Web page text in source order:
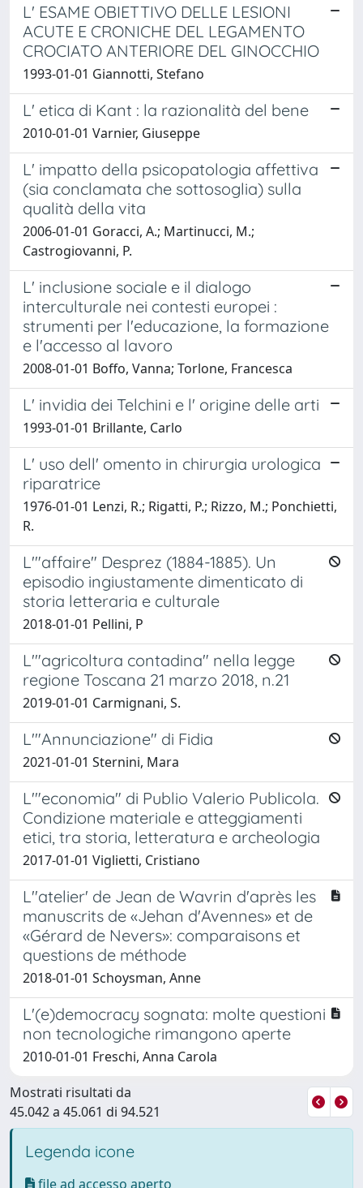
L' ESAME OBIETTIVO DELLE LESIONI
ACUTE E CRONICHE DEL LEGAMENTO
CROCIATO ANTERIORE DEL GINOCCHIO
1993-01-01 Giannotti, Stefano
L' etica di Kant : la razionalità del bene
2010-01-01 Varnier, Giuseppe
L' impatto della psicopatologia affettiva
(sia conclamata che sottosoglia) sulla
qualità della vita
2006-01-01 Goracci, A.; Martinucci, M.;
Castrogiovanni, P.
L' inclusione sociale e il dialogo
interculturale nei contesti europei :
strumenti per l'educazione, la formazione
e l'accesso al lavoro
2008-01-01 Boffo, Vanna; Torlone, Francesca
L' invidia dei Telchini e l' origine delle arti
1993-01-01 Brillante, Carlo
L' uso dell' omento in chirurgia urologica
riparatrice
1976-01-01 Lenzi, R.; Rigatti, P.; Rizzo, M.; Ponchietti,
R.
L'"affaire" Desprez (1884-1885). Un
episodio ingiustamente dimenticato di
storia letteraria e culturale
2018-01-01 Pellini, P
L'"agricoltura contadina" nella legge
regione Toscana 21 marzo 2018, n.21
2019-01-01 Carmignani, S.
L'"Annunciazione" di Fidia
2021-01-01 Sternini, Mara
L'"economia" di Publio Valerio Publicola.
Condizione materiale e atteggiamenti
etici, tra storia, letteratura e archeologia
2017-01-01 Viglietti, Cristiano
L''atelier' de Jean de Wavrin d'après les
manuscrits de «Jehan d'Avennes» et de
«Gérard de Nevers»: comparaisons et
questions de méthode
2018-01-01 Schoysman, Anne
L'(e)democracy sognata: molte questioni
non tecnologiche rimangono aperte
2010-01-01 Freschi, Anna Carola
Mostrati risultati da
45.042 a 45.061 di 94.521
Legenda icone
file ad accesso aperto